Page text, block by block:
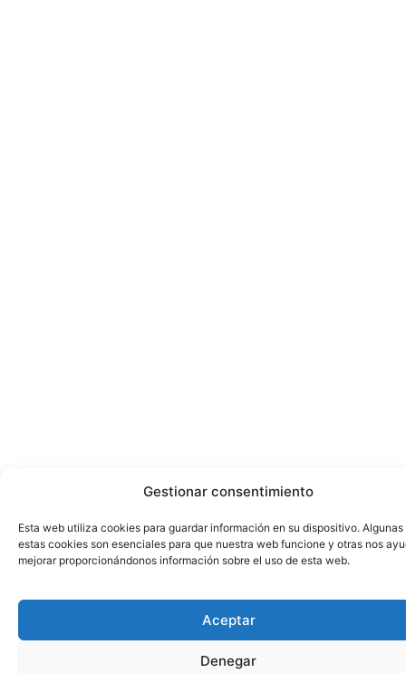
Gestionar consentimiento
Esta web utiliza cookies para guardar información en su dispositivo. Algunas
estas cookies son esenciales para que nuestra web funcione y otras nos
mejorar proporcionándonos información sobre el uso de esta web.
Aceptar
Denegar